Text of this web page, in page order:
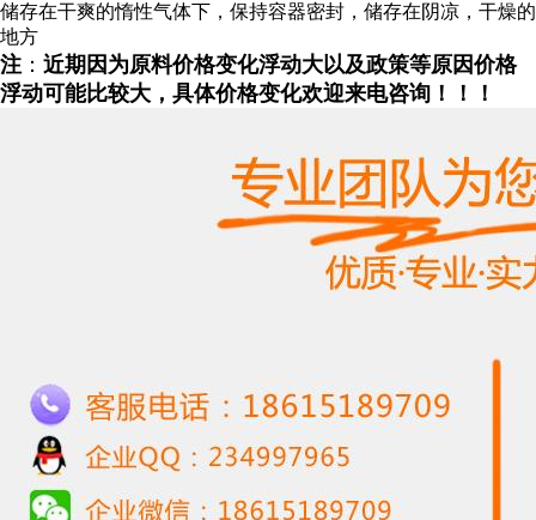
储存在干爽的惰性气体下，保持容器密封，储存在阴凉，干燥的
地方
注 ： 近期因为原料价格变化浮动大以及政策等原因价格
浮动可能比较大，具体价格变化欢迎来电咨询！！！